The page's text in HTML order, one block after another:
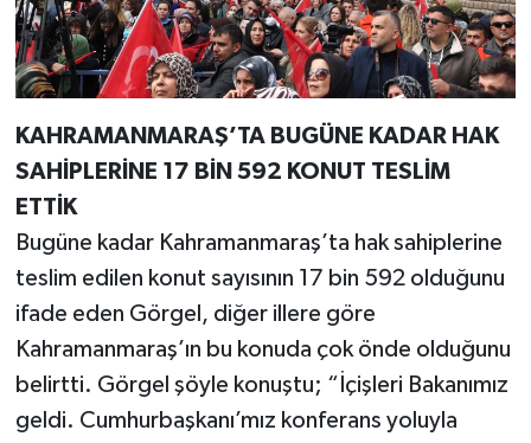
KAHRAMANMARAŞ’TA BUGÜNE KADAR HAK
SAHİPLERİNE 17 BİN 592 KONUT TESLİM
ETTİK
Bugüne kadar Kahramanmaraş’ta hak sahiplerine
teslim edilen konut sayısının 17 bin 592 olduğunu
ifade eden Görgel, diğer illere göre
Kahramanmaraş’ın bu konuda çok önde olduğunu
belirtti. Görgel şöyle konuştu; “İçişleri Bakanımız
geldi. Cumhurbaşkanı’mız konferans yoluyla